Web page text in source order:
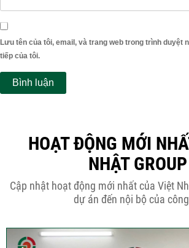
Lưu tên của tôi, email, và trang web trong trình duyệt
tiếp của tôi.
HOẠT ĐỘNG MỚI
NHẬT GROUP
Cập nhật hoạt động mới nhất của Việt
dự án đến nội bộ của